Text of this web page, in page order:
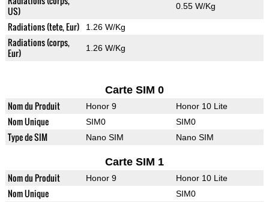
US)
0.55 W/Kg
Radiations (tete, Eur) 1.26 W/Kg
Radiations (corps,
Eur)
1.26 W/Kg
Carte SIM 0
Nom du Produit Honor 9 Honor 10 Lite
Nom Unique SIM0 SIM0
Type de SIM Nano SIM Nano SIM
Carte SIM 1
Nom du Produit Honor 9 Honor 10 Lite
Nom Unique SIM0